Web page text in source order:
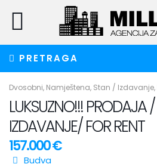
PRETRAGA
Dvosobni, Namještena, Stan / Izdavanje,
LUKSUZNO!!! PRODAJA
IZDAVANJE/ FOR RENT
157.000 €
Budva